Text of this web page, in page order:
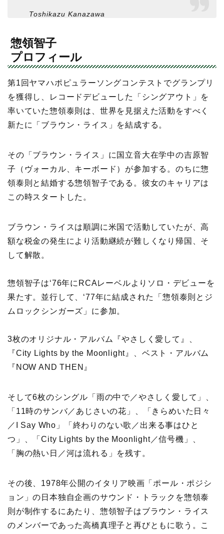
Toshikazu Kanazawa
惣領智子
プロフィール
第1回ヤマハポピュラーソングコンテストでグランプリ
を獲得し、レコードデビューした「シングアウト」を
率いていた惣領泰則は、世界を見据えた活動をすべく
新たに「ブラウン・ライス」を結成する。
その「ブラウン・ライス」に国立音大在学中の吉原智
子（ヴォーカル、キーボード）が参加する。のちに惣
領泰則と結婚する惣領智子である。彼女のキャリアは
この時スタートした。
ブラウン・ライスは順調に米国で活動していたが、高
額な税金の発生により活動継続が難しくなり帰国、そ
して解散。
惣領智子は‘76年にRCAレーベルよりソロ・デビューを
果たす。並行して、‘77年に結成された「惣領泰則とジ
ムロックシンガーズ」に参加。
3枚のオリジナル・アルバム『やさしく愛して』、
『City Lights by the Moonlight』、ベスト・アルバム
『NOW AND THEN』
そして6枚のシングル「雨の中で／やさしく愛して」、
「11時のサンバ／あじさいの花」、「きらめいた日々
／I Say Who」「終わりのない歌／出来る事はひと
つ」、「City Lights by the Moonlight／信号機」、
「胸の熱い日／河は流れる」を残す。
その後、1978年公開のイタリア映画「ポール・ポジシ
ョン」の日本独自企画のサウンド・トラックを惣領泰
則が制作するにあたり、惣領智子はブラウン・ライス
のメンバーであった高橋真理子と再びともに歌う。こ